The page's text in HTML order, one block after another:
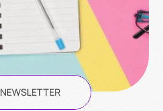
NEWSLETTER